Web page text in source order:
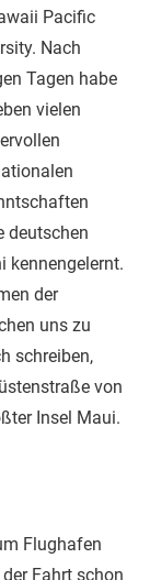
Pacific
Nach
Tagen habe
vielen
deutschen
kennengelernt.
der
uns zu
schreiben,
von
Insel Maui.
Flughafen
Fahrt schon